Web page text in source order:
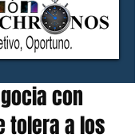
con
tolera a los